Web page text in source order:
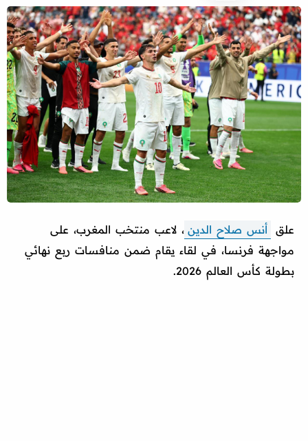
علق أنس صلاح الدين ، لاعب منتخب المغرب، على
مواجهة فرنسا، في لقاء يقام ضمن منافسات ربع نهائي
بطولة كأس العالم 2026.